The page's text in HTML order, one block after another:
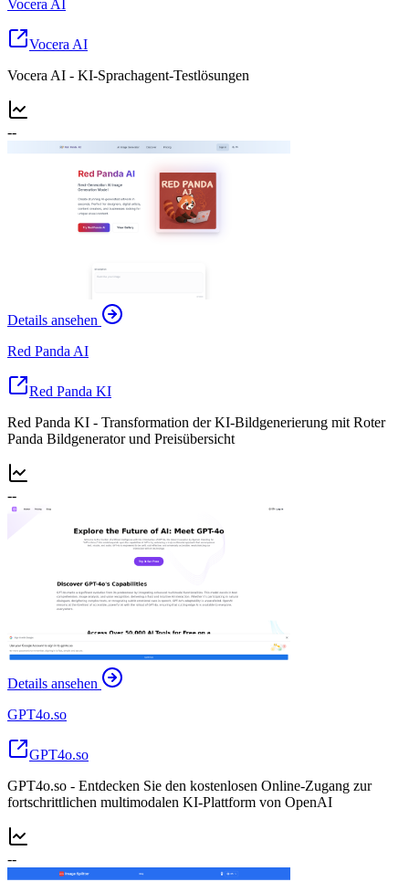
Vocera AI
Vocera AI
Vocera AI - KI-Sprachagent-Testlösungen
--
Details ansehen
Red Panda AI
Red Panda KI
Red Panda KI - Transformation der KI-Bildgenerierung mit Roter
Panda Bildgenerator und Preisübersicht
--
Details ansehen
GPT4o.so
GPT4o.so
GPT4o.so - Entdecken Sie den kostenlosen Online-Zugang zur
fortschrittlichen multimodalen KI-Plattform von OpenAI
--